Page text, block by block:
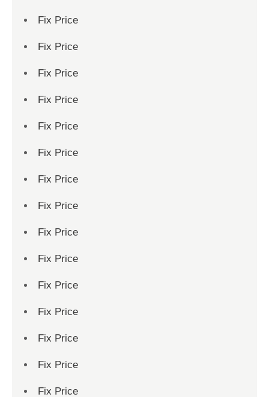
Fix Price
Fix Price
Fix Price
Fix Price
Fix Price
Fix Price
Fix Price
Fix Price
Fix Price
Fix Price
Fix Price
Fix Price
Fix Price
Fix Price
Fix Price